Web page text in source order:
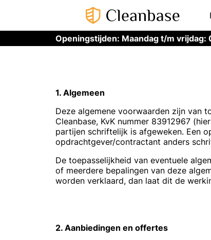
Openingstijden: Maandag t/m
1. Algemeen
Deze algemene voorwaarden zijn van
Cleanbase, KvK nummer 83912967
partijen schriftelijk is afgeweken. Een
opdrachtgever/contractant anders
De toepasselijkheid van eventuele
of meerdere bepalingen van deze
worden verklaard, dan laat dit de
2. Aanbiedingen en offertes